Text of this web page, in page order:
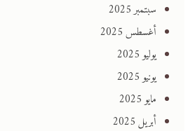
سبتمبر 2025
أغسطس 2025
يوليو 2025
يونيو 2025
مايو 2025
أبريل 2025